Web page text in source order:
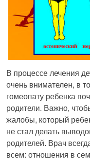
В процессе лечения
очень внимателен, в
гомеопату ребенка
родители. Важно,
жалобы, который
не стал делать
родителей. Врач
всем: отношения в